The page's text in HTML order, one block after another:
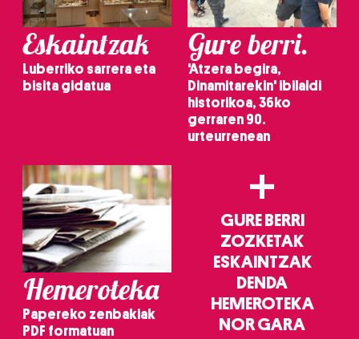
Eskaintzak
Luberriko sarrera eta
bisita gidatua
Gure berri.
'Atzera begira,
Dinamitarekin' ibilaldi
historikoa, 36ko
gerraren 90.
urteurrenean
Hemeroteka
Papereko zenbakiak
PDF formatuan
+
GURE BERRI
ZOZKETAK
ESKAINTZAK
DENDA
HEMEROTEKA
NOR GARA